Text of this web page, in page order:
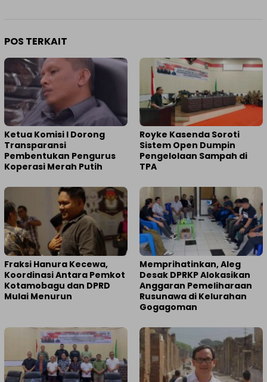
POS TERKAIT
Ketua Komisi I Dorong
Transparansi
Pembentukan Pengurus
Koperasi Merah Putih
Royke Kasenda Soroti
Sistem Open Dumpin
Pengelolaan Sampah di
TPA
Fraksi Hanura Kecewa,
Koordinasi Antara Pemkot
Kotamobagu dan DPRD
Mulai Menurun
Memprihatinkan, Aleg
Desak DPRKP Alokasikan
Anggaran Pemeliharaan
Rusunawa di Kelurahan
Gogagoman